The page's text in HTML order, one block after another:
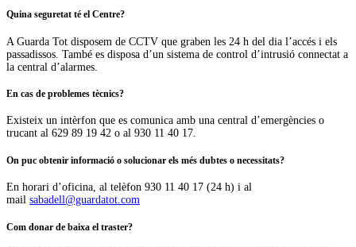
Quina seguretat té el Centre?
A Guarda Tot disposem de CCTV que graben les 24 h del dia l’accés i els
passadissos. També es disposa d’un sistema de control d’intrusió connectat a
la central d’alarmes.
En cas de problemes tècnics?
Existeix un intèrfon que es comunica amb una central d’emergències o
trucant al 629 89 19 42 o al 930 11 40 17.
On puc obtenir informació o solucionar els més dubtes o necessitats?
En horari d’oficina, al telèfon 930 11 40 17 (24 h) i al
mail sabadell@guardatot.com
Com donar de baixa el traster?